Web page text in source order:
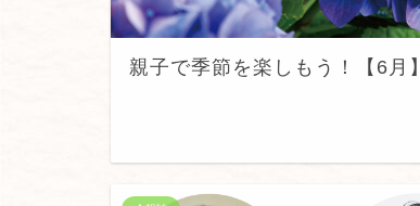
親子で季節を楽しもう！【6月】